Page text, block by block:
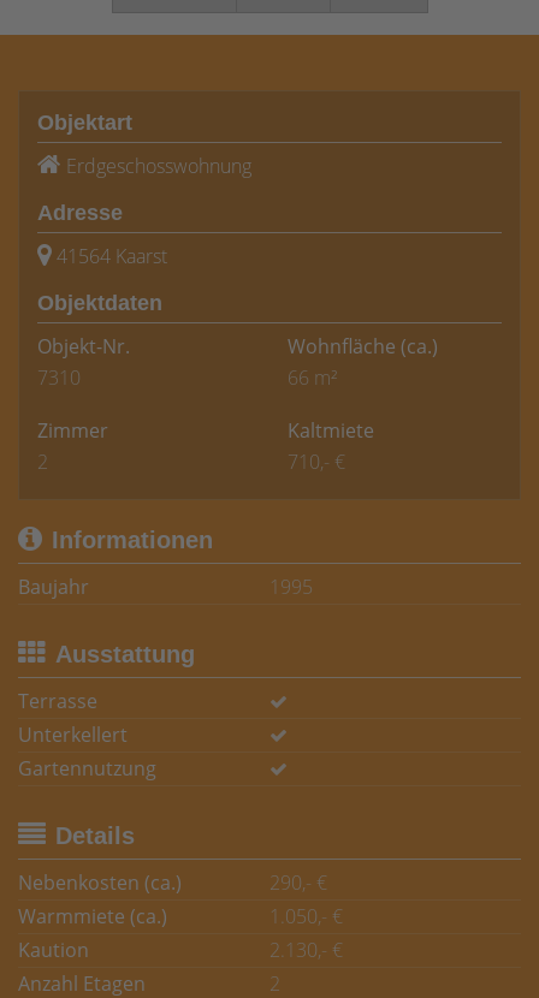
Objektart
Erdgeschosswohnung
Adresse
41564 Kaarst
Objektdaten
Objekt-Nr.
7310
Wohnfläche (ca.)
66 m²
Zimmer
2
Kaltmiete
710,- €
Informationen
Baujahr
1995
Ausstattung
Terrasse
Unterkellert
Gartennutzung
Details
Nebenkosten (ca.)
290,- €
Warmmiete (ca.)
1.050,- €
Kaution
2.130,- €
Anzahl Etagen
2